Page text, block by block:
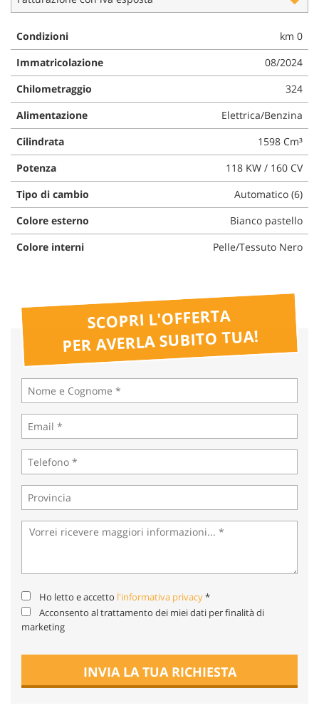
Condizioni
km 0
Immatricolazione
08/2024
Chilometraggio
324
Alimentazione
Elettrica/Benzina
Cilindrata
1598 Cm³
Potenza
118 KW / 160 CV
Tipo di cambio
Automatico (6)
Colore esterno
Bianco pastello
Colore interni
Pelle/Tessuto Nero
SCOPRI L'OFFERTA
PER AVERLA SUBITO TUA!
Ho letto e accetto l'informativa privacy*
Acconsento al trattamento dei miei dati per finalità di
marketing
INVIA LA TUA RICHIESTA
questi
di
tracciamento
si
rimanda
alla
cookie
policy.
Puoi
rivedere
e
modificare
le
tue
scelte
in
qualsiasi
Cookie necessari
Cookie delle preferenze
Cookie per il miglioramento dell'esperienza utente
Cookie analitici
Cookie di marketing
Leggi
la
cookie
policy
impostazioni